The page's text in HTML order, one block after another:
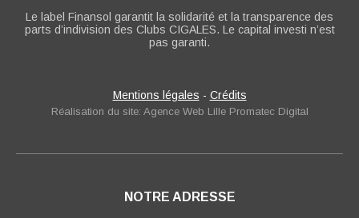
Le label Finansol garantit la solidarité et la transparence des
parts d’indivision des Clubs CIGALES. Le capital investi n’est
pas garanti.
Mentions légales - Crédits
Réalisation du site: Agence Web Lille Promatec Digital
NOTRE ADRESSE